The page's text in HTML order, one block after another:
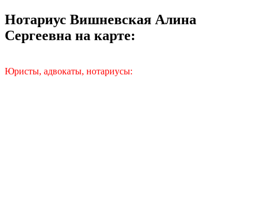
Нотариус Вишневская Алина
Сергеевна на карте:
Юристы, адвокаты, нотариусы: